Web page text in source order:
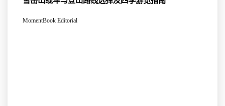
MomentBook Editorial